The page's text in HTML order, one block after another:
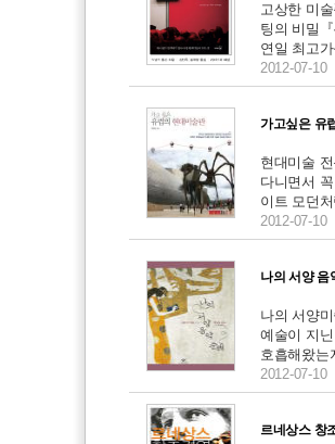
고상한 미
팅의 비밀
연일 최고
2012-07-10
가고싶은 유
현대미술
다니면서
이트 모던
2012-07-10
나의 서양 음
나의 서양
예술이 지
호흡해왔는
2012-07-10
르네상스 창